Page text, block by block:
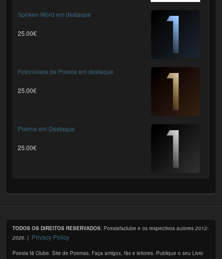
Spoken Word em destaque
25.00€
Fotonovela de Poesia em destaque
25.00€
Poema em Destaque
25.00€
TODOS OS DIREITOS RESERVADOS: Poesiafaclube e os respectivos autores2012-
2026 . | Privacy Policy
Poesia fã Clube. Site de Poemas. Faça amigos, fãs e leitores. Publique o seu Livro